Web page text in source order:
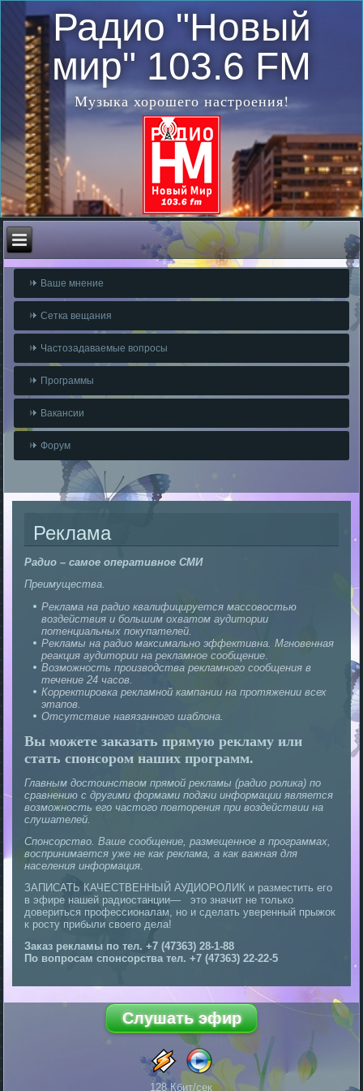
Радио "Новый
мир" 103.6 FM
Музыка хорошего настроения!
Ваше мнение
Сетка вещания
Частозадаваемые вопросы
Программы
Вакансии
Форум
Реклама
Радио – самое оперативное СМИ
Преимущества.
Реклама на радио квалифицируется массовостью
воздействия и большим охватом аудитории
потенциальных покупателей.
Рекламы на радио максимально эффективна. Мгновенная
реакция аудитории на рекламное сообщение.
Возможность производства рекламного сообщения в
течение 24 часов.
Корректировка рекламной кампании на протяжении всех
этапов.
Отсутствие навязанного шаблона.
Вы можете заказать прямую рекламу или
стать спонсором наших программ.
Главным достоинством прямой рекламы (радио ролика) по
сравнению с другими формами подачи информации является
возможность его частого повторения при воздействии на
слушателей.
Спонсорство. Ваше сообщение, размещенное в программах,
воспринимается уже не как реклама, а как важная для
населения информация.
ЗАПИСАТЬ КАЧЕСТВЕННЫЙ АУДИОРОЛИК и разместить его
в эфире нашей радиостанции— это значит не только
довериться профессионалам, но и сделать уверенный прыжок
к росту прибыли своего дела!
Заказ рекламы по тел. +7 (47363) 28-1-88
По вопросам спонсорства тел. +7 (47363) 22-22-5
128 Кбит/сек